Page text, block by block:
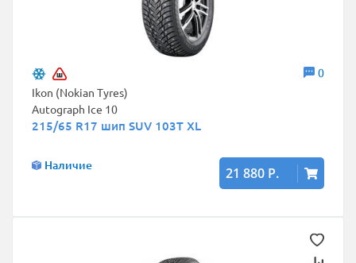
0
Ikon (Nokian Tyres)
Autograph Ice 10
215/65 R17 шип SUV 103T XL
Наличие 21 880 Р.